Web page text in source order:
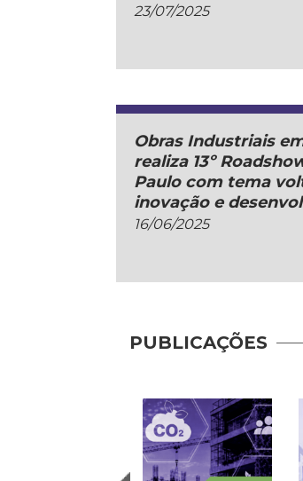
23/07/2025
Obras Industriais
realiza 13º
Paulo com tema
inovação e
16/06/2025
PUBLICAÇÕES